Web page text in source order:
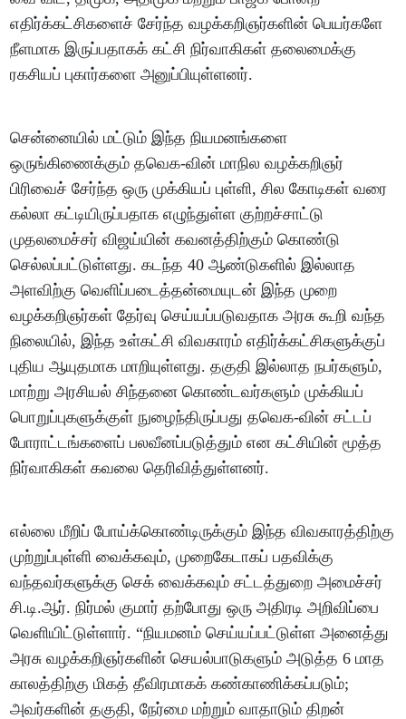
எதிர்க்கட்சிகளைச் சேர்ந்த வழக்கறிஞர்களின் பெயர்களே
நீளமாக இருப்பதாகக் கட்சி நிர்வாகிகள் தலைமைக்கு
ரகசியப் புகார்களை அனுப்பியுள்ளனர்.
சென்னையில் மட்டும் இந்த நியமனங்களை
ஒருங்கிணைக்கும் தவெக-வின் மாநில வழக்கறிஞர்
பிரிவைச் சேர்ந்த ஒரு முக்கியப் புள்ளி, சில கோடிகள் வரை
கல்லா கட்டியிருப்பதாக எழுந்துள்ள குற்றச்சாட்டு
முதலமைச்சர் விஜய்யின் கவனத்திற்கும் கொண்டு
செல்லப்பட்டுள்ளது. கடந்த 40 ஆண்டுகளில் இல்லாத
அளவிற்கு வெளிப்படைத்தன்மையுடன் இந்த முறை
வழக்கறிஞர்கள் தேர்வு செய்யப்படுவதாக அரசு கூறி வந்த
நிலையில், இந்த உள்கட்சி விவகாரம் எதிர்க்கட்சிகளுக்குப்
புதிய ஆயுதமாக மாறியுள்ளது. தகுதி இல்லாத நபர்களும்,
மாற்று அரசியல் சிந்தனை கொண்டவர்களும் முக்கியப்
பொறுப்புகளுக்குள் நுழைந்திருப்பது தவெக-வின் சட்டப்
போராட்டங்களைப் பலவீனப்படுத்தும் என கட்சியின் மூத்த
நிர்வாகிகள் கவலை தெரிவித்துள்ளனர்.
எல்லை மீறிப் போய்க்கொண்டிருக்கும் இந்த விவகாரத்திற்கு
முற்றுப்புள்ளி வைக்கவும், முறைகேடாகப் பதவிக்கு
வந்தவர்களுக்கு செக் வைக்கவும் சட்டத்துறை அமைச்சர்
சி.டி.ஆர். நிர்மல் குமார் தற்போது ஒரு அதிரடி அறிவிப்பை
வெளியிட்டுள்ளார். “நியமனம் செய்யப்பட்டுள்ள அனைத்து
அரசு வழக்கறிஞர்களின் செயல்பாடுகளும் அடுத்த 6 மாத
காலத்திற்கு மிகத் தீவிரமாகக் கண்காணிக்கப்படும்;
அவர்களின் தகுதி, நேர்மை மற்றும் வாதாடும் திறன்